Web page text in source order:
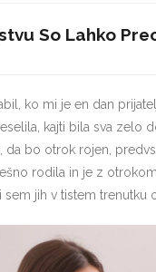
So Lahko
ko mi je en dan
kajti bila sva zelo
da bo otrok rojen,
rodila in je z
jih v tistem trenutku